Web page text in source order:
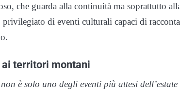
che guarda alla continuità ma soprattutto
privilegiato di eventi culturali capaci di
territori montani
è solo uno degli eventi più attesi dell’estate